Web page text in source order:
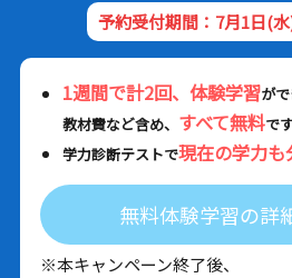
予約受付期間：7月1日(
1週間で計2回、体験学習が
教材費など含め、 すべて無料で
学力診断テストで現在の学力も
無料体験学習の詳
※本キャンペーン終了後、